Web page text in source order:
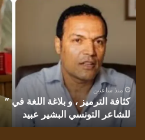
الليل/
بقلم
الأديبة
إقبال
الشايب
غانم
منذ 3 ساعات
تشمّع الليل/ بقلم الأديبة